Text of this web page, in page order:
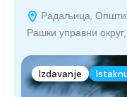
Радаљица,
Рашки управни
Izdavanje